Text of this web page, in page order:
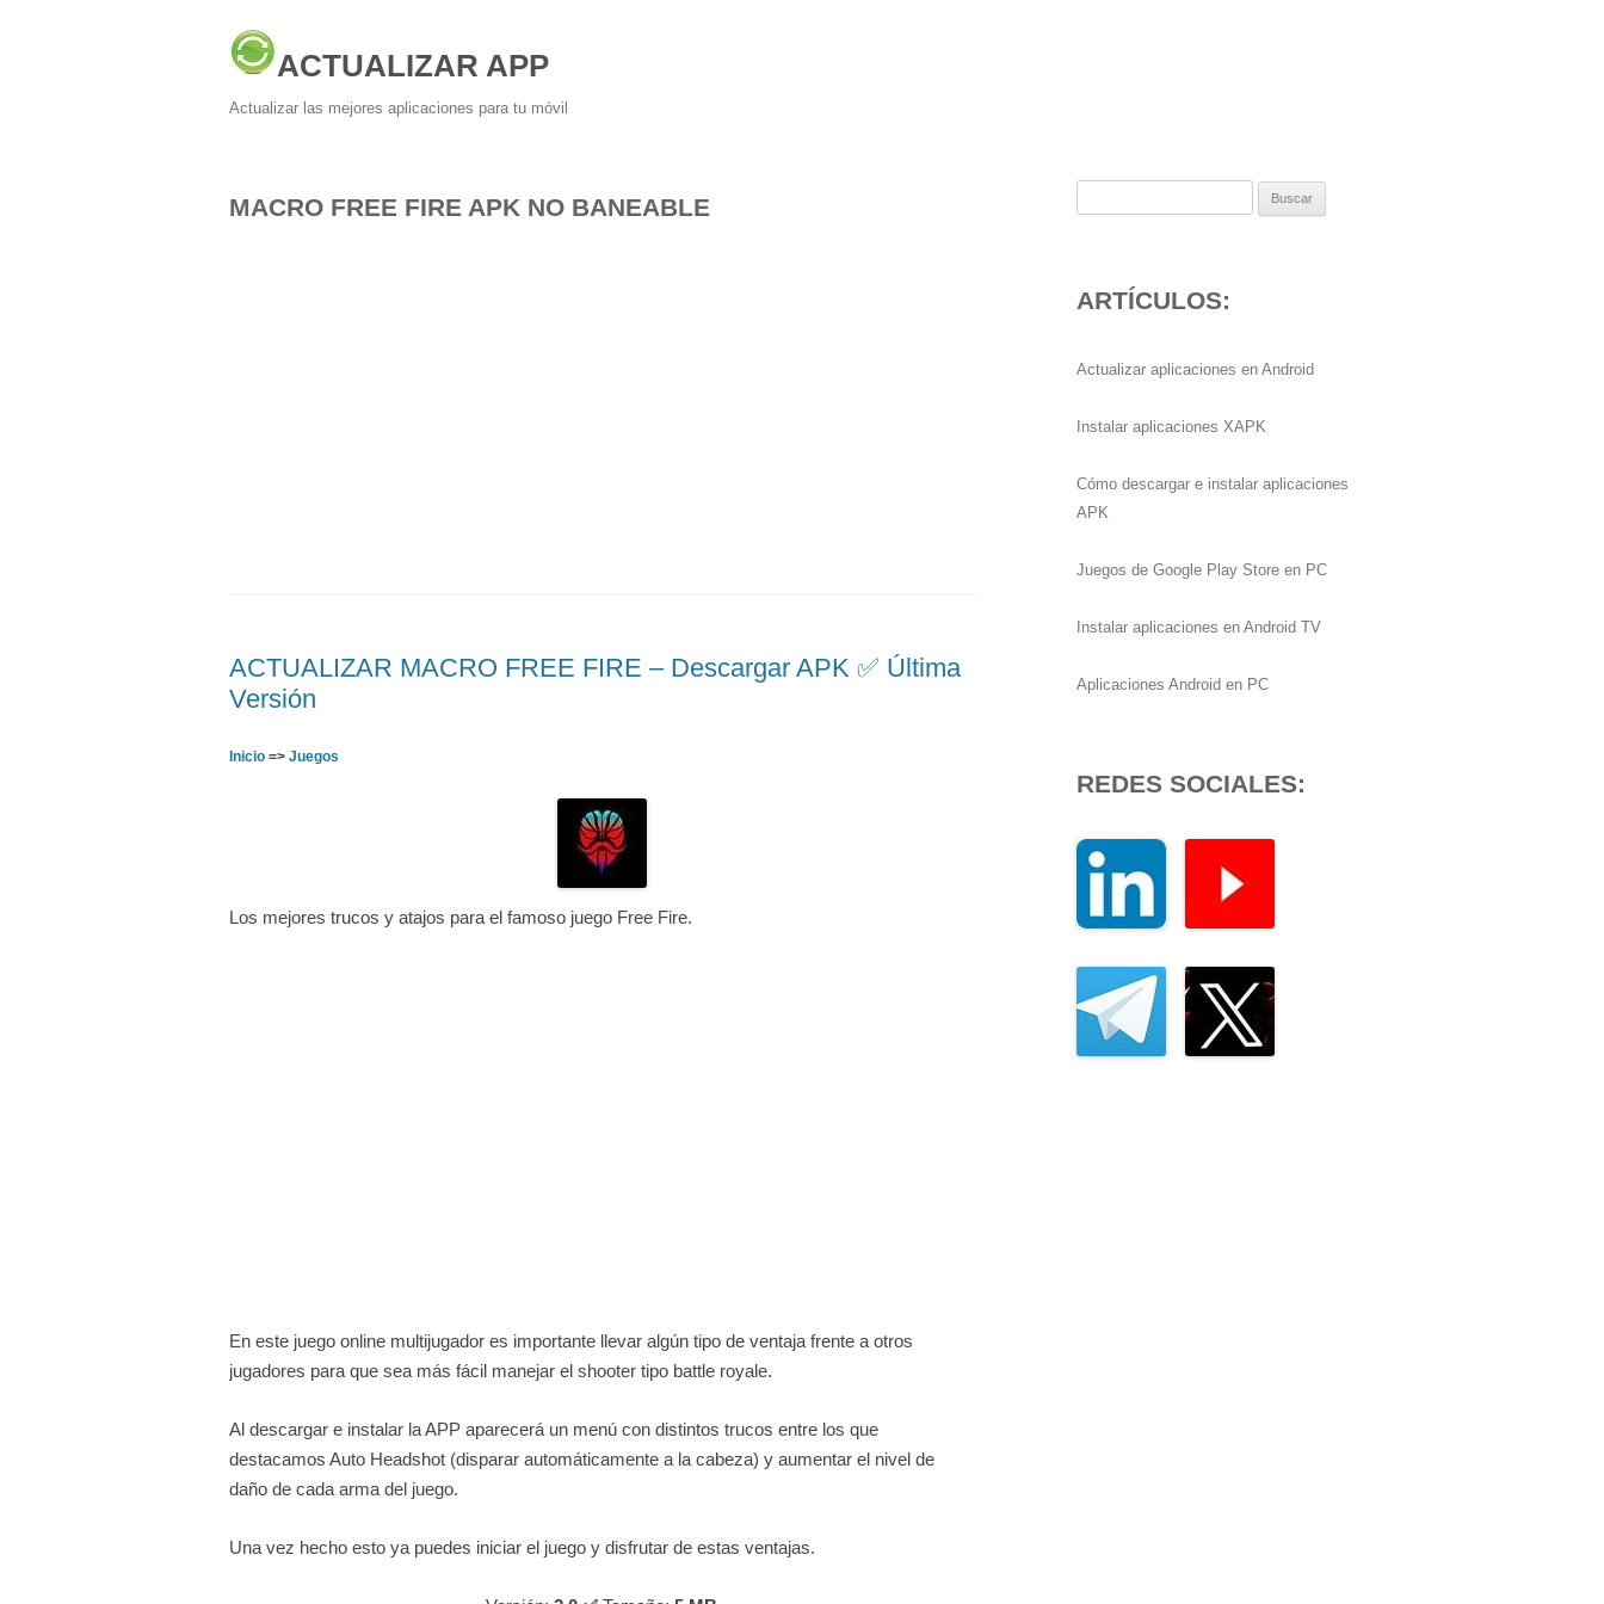
ACTUALIZAR APP
Actualizar las mejores aplicaciones para tu móvil
MACRO FREE FIRE APK NO BANEABLE
ACTUALIZAR MACRO FREE FIRE – Descargar APK ✅️ Última
Versión
Inicio => Juegos
Los mejores trucos y atajos para el famoso juego Free Fire.
En este juego online multijugador es importante llevar algún tipo de ventaja frente a otros
jugadores para que sea más fácil manejar el shooter tipo battle royale.
Al descargar e instalar la APP aparecerá un menú con distintos trucos entre los que
destacamos Auto Headshot (disparar automáticamente a la cabeza) y aumentar el nivel de
daño de cada arma del juego.
Una vez hecho esto ya puedes iniciar el juego y disfrutar de estas ventajas.
ARTÍCULOS:
Actualizar aplicaciones en Android
Instalar aplicaciones XAPK
Cómo descargar e instalar aplicaciones
APK
Juegos de Google Play Store en PC
Instalar aplicaciones en Android TV
Aplicaciones Android en PC
REDES SOCIALES: